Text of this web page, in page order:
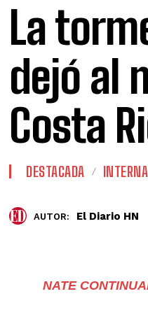
La
dejó al
Costa
DESTACADA
AUTOR: El Diario HN
NATE